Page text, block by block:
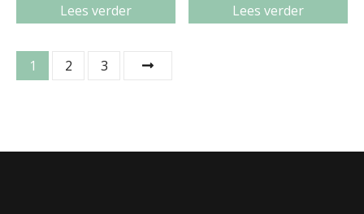
Lees verder Lees verder
1 2 3